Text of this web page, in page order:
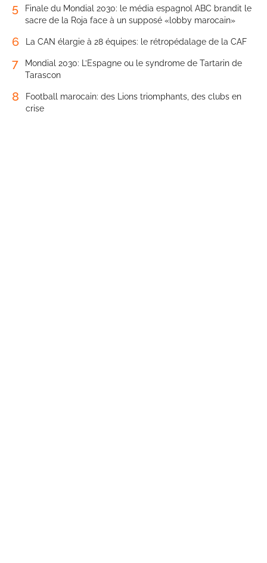
5
Finale du Mondial 2030: le média espagnol ABC brandit le
sacre de la Roja face à un supposé «lobby marocain»
6 La CAN élargie à 28 équipes: le rétropédalage de la CAF
7
Mondial 2030: L’Espagne ou le syndrome de Tartarin de
Tarascon
8
Football marocain: des Lions triomphants, des clubs en
crise